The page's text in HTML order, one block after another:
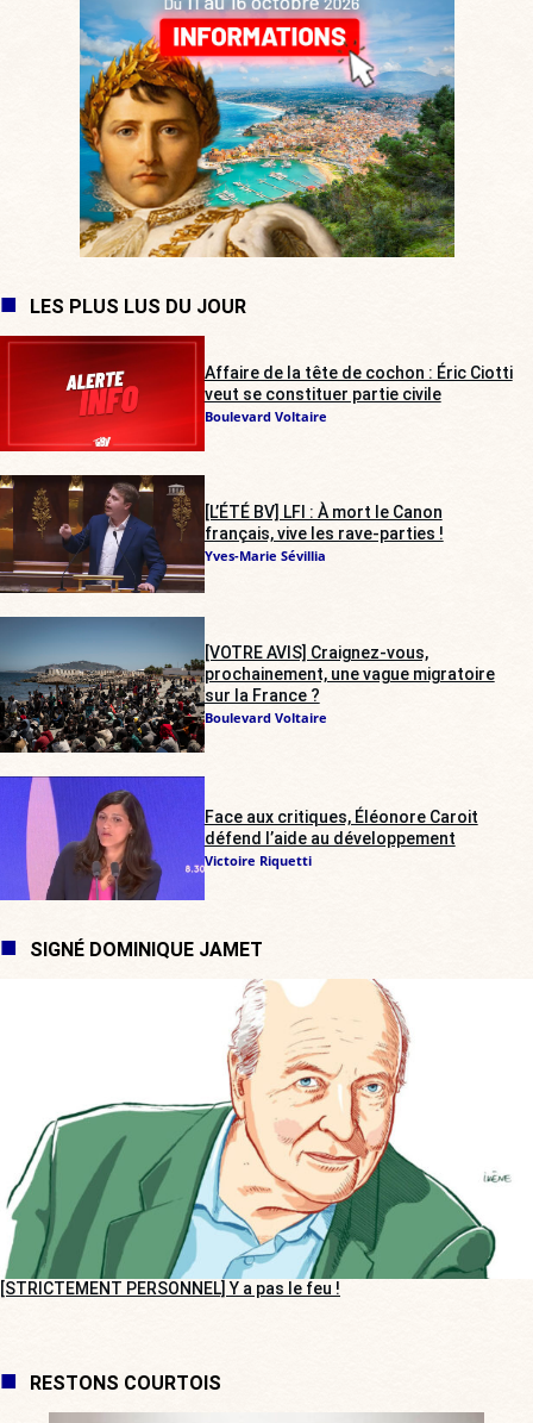
LES PLUS LUS DU JOUR
Affaire de la tête de cochon : Éric Ciotti
veut se constituer partie civile
Boulevard Voltaire
[L’ÉTÉ BV] LFI : À mort le Canon
français, vive les rave-parties !
Yves-Marie Sévillia
[VOTRE AVIS] Craignez-vous,
prochainement, une vague migratoire
sur la France ?
Boulevard Voltaire
Face aux critiques, Éléonore Caroit
défend l’aide au développement
Victoire Riquetti
SIGNÉ DOMINIQUE JAMET
[STRICTEMENT PERSONNEL] Y a pas le feu !
RESTONS COURTOIS